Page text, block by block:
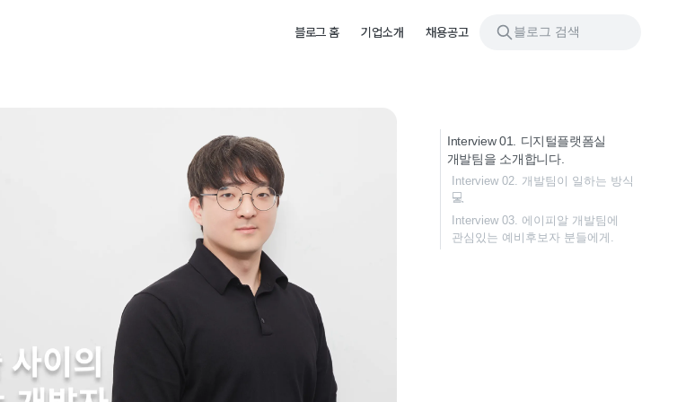
블로그 홈 기업소개 채용공고 블로그 검색
Interview 01. 디지털플랫폼실
개발팀을 소개합니다.
Interview 02. 개발팀이 일하는 방식
💻
Interview 03. 에이피알 개발팀에
관심있는 예비후보자 분들에게.